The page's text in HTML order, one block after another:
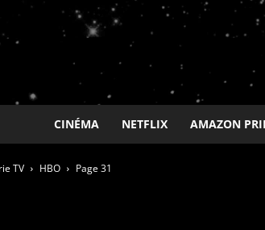
CINÉMA NETFLIX AMAZON
TV HBO Page 31